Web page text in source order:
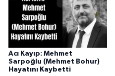
Acı Kayıp: Mehmet
Sarpoğlu (Mehmet Bohur)
Hayatını Kaybetti